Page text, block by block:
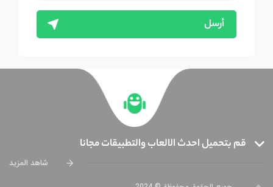
أرسل
قم بتحميل احدث الالعاب والتطبيقات مجانا
شاهد المزيد